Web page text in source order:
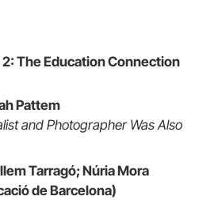
2: The Education Connection
Pattem
and Photographer Was Also
Tarragó; Núria Mora
de Barcelona)